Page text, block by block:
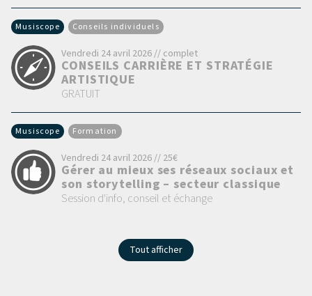
Musiscope Conseils individuels
Vendredi 24 avril 2026 // complet
CONSEILS CARRIÈRE ET STRATÉGIE
ARTISTIQUE
GRATUIT
Musiscope Formation
Vendredi 24 avril 2026 // 25€
Gérer au mieux ses réseaux sociaux et
son storytelling – secteur classique
Session d'info, conseil et échange
Tout afficher